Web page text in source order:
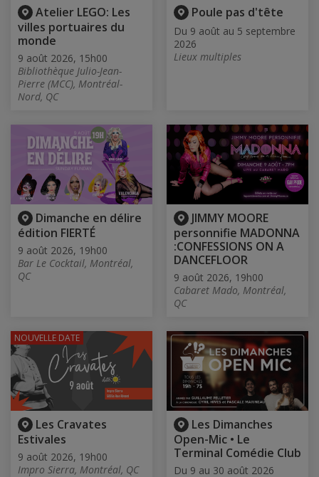
Atelier LEGO: Les
villes portuaires du
monde
9 août 2026, 15h00
Bibliothèque Julio-Jean-
Pierre (MCC), Montréal-
Nord, QC
Poule pas d'tête
Du 9 août au 5 septembre
2026
Lieux multiples
Dimanche en délire
édition FIERTÉ
9 août 2026, 19h00
Bar Le Cocktail, Montréal,
QC
JIMMY MOORE
personnifie MADONNA
:CONFESSIONS ON A
DANCEFLOOR
9 août 2026, 19h00
Cabaret Mado, Montréal,
QC
Les Cravates
Estivales
9 août 2026, 19h00
Impro Sierra, Montréal, QC
NOUVELLE DATE
Les Dimanches
Open-Mic • Le
Terminal Comédie Club
Du 9 au 30 août 2026